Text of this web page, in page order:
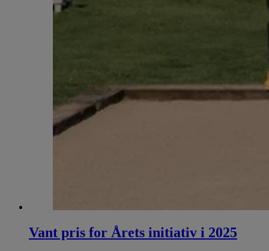
Vant pris for Årets initiativ i 2025